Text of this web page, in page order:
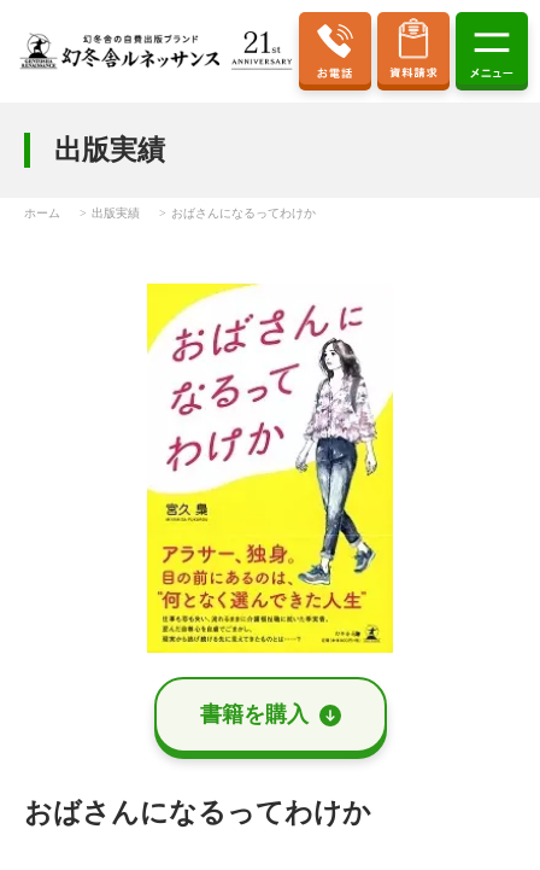
出版実績
ホーム 出版実績 おばさんになるってわけか
書籍を購⼊
おばさんになるってわけか